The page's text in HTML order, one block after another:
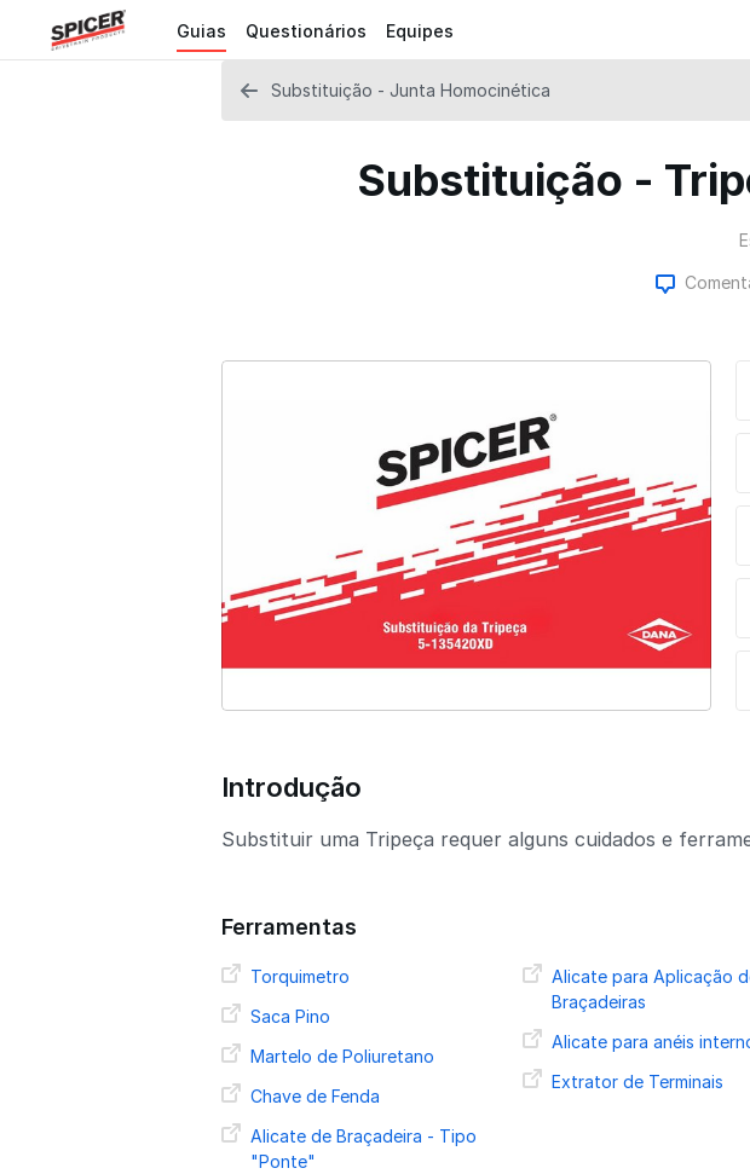
Guias Questionários Equipes
Substituição - Junta Homocinética
Substituição -
Introdução
Substituir uma Tripeça requer alguns cuidados e
Ferramentas
Torquimetro
Saca Pino
Martelo de Poliuretano
Chave de Fenda
Alicate de Braçadeira - Tipo
"Ponte"
Alicate para Aplicação
Braçadeiras
Alicate para anéis
Extrator de Terminais